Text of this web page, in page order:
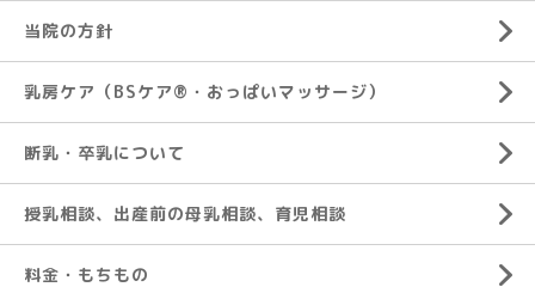
当院の方針
乳房ケア（BSケア®︎・おっぱいマッサージ）
断乳・卒乳について
授乳相談、出産前の母乳相談、育児相談
料金・もちもの